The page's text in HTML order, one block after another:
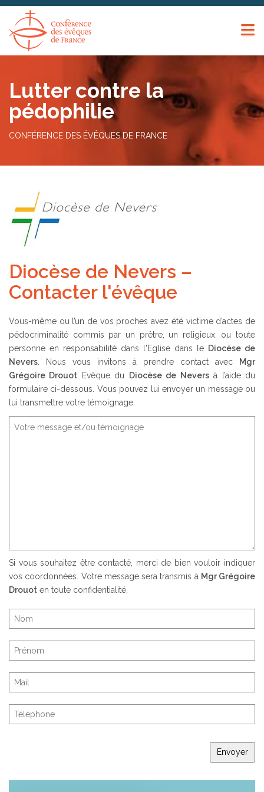
Lutter contre la
pédophilie
CONFÉRENCE DES ÉVÊQUES DE FRANCE
Diocèse de Nevers –
Contacter l'évêque
Vous-même ou l’un de vos proches avez été victime d’actes de
pédocriminalité commis par un prêtre, un religieux, ou toute
personne en responsabilité dans l'Eglise dans le Diocèse de
Nevers. Nous vous invitons à prendre contact avec
Mgr
Grégoire Drouot Evêque du Diocèse de Neversà l’aide du
formulaire ci-dessous. Vous pouvez lui envoyer un message ou
lui transmettre votre témoignage.
Si vous souhaitez être contacté, merci de bien vouloir indiquer
vos coordonnées. Votre message sera transmis à Mgr Grégoire
Drouot en toute confidentialité.
Envoyer
Panneau de gestion des cookies